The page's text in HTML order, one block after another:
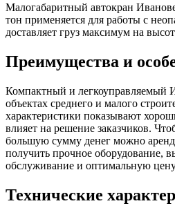
Малогабаритный автокран
тон применяется для работы с
доставляет груз максимум на
Преимущества и
Компактный и легкоуправляемый
объектах среднего и малого
характеристики показывают
влияет на решение заказчиков.
большую сумму денег можно
получить прочное оборудование,
обслуживание и оптимальную
Технические